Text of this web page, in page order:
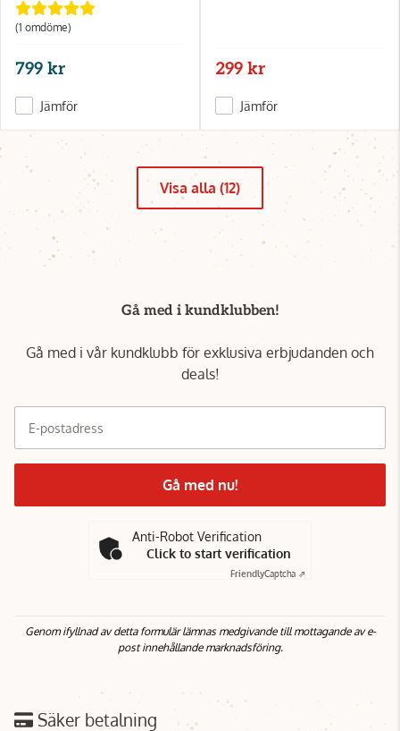
(1 omdöme)
799 kr
Jämför
299 kr
Jämför
Visa alla (12)
Gå med i kundklubben!
Gå med i vår kundklubb för exklusiva erbjudanden och
deals!
E-postadress
Gå med nu!
Anti-Robot Verification
Click to start verification
FriendlyCaptcha ⇗
Genom ifyllnad av detta formulär lämnas medgivande till mottagande av e-
post innehållande marknadsföring.
Säker betalning